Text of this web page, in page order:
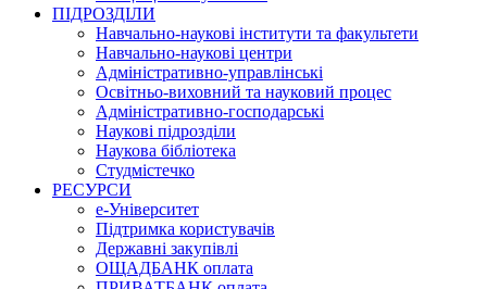
ПІДРОЗДІЛИ
Навчально-наукові інститути та факультети
Навчально-наукові центри
Адміністративно-управлінські
Освітньо-виховний та науковий процес
Адміністративно-господарські
Наукові підрозділи
Наукова бібліотека
Студмістечко
РЕСУРСИ
е-Університет
Підтримка користувачів
Державні закупівлі
ОЩАДБАНК оплата